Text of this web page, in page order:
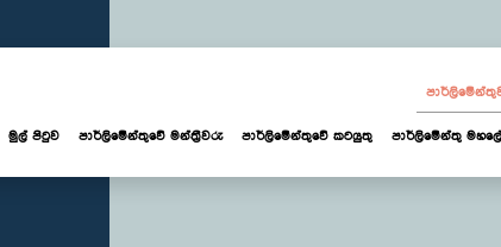
මුල් පිටුව පාර්ලි‌මේන්තුවේ මන්ත්‍රීවරු පාර්ලිමේන්තුවේ කටයුතු පාර්ලිමේන්තු